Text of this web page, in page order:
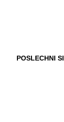
POSLECHNI SI